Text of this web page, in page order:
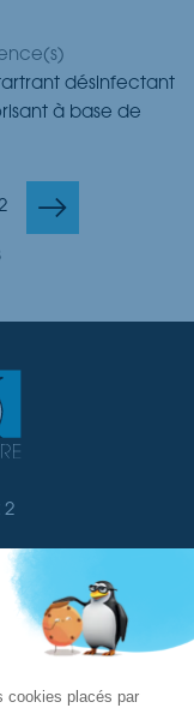
désinfectant
à base de
2